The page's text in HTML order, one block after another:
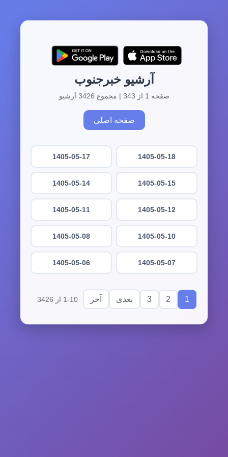
آرشیو خبرجنوب
صفحه 1 از 343 | مجموع 3426 آرشیو
صفحه اصلی
1405-05-18
1405-05-17
1405-05-15
1405-05-14
1405-05-12
1405-05-11
1405-05-10
1405-05-08
1405-05-07
1405-05-06
1
2
3 بعدی آخر 1-10 از 3426